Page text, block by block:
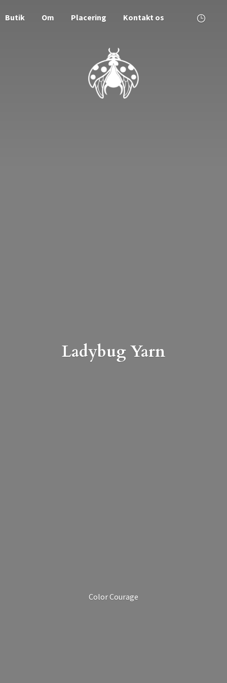
Butik Om Placering Kontakt os
Ladybug Yarn
Color Courage